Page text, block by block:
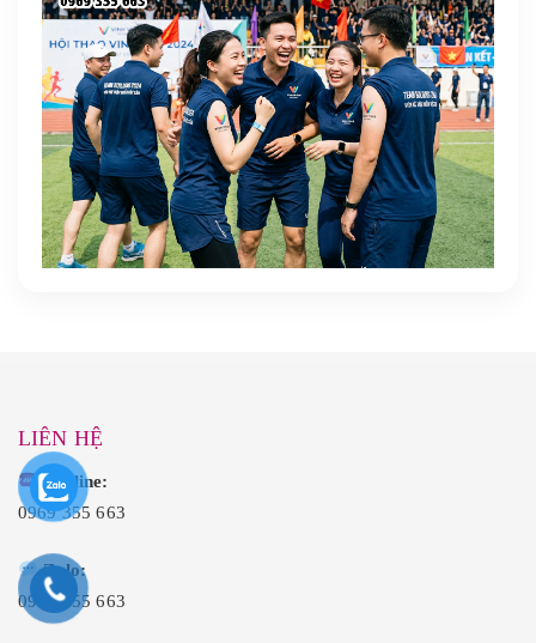
LIÊN HỆ
Hotline:
0969 355 663
Zalo:
0969 355 663